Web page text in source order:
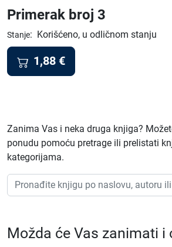
Primerak broj 3
Stanje: Korišćeno, u odličnom stanju
1,88 €
Zanima Vas i neka druga knjiga?
ponudu pomoću pretrage ili prelistati
kategorijama.
Možda će Vas zanimati i